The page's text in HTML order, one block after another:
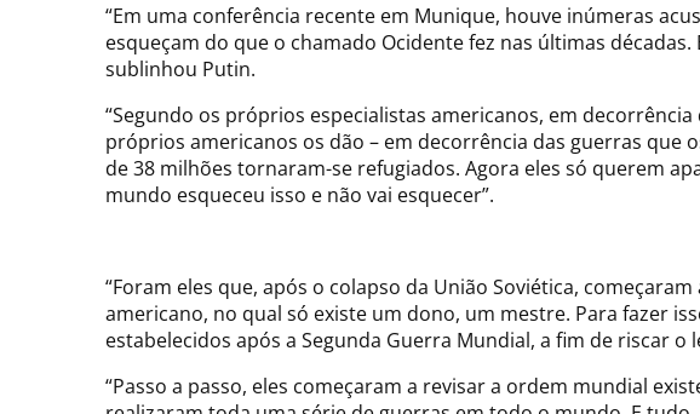
“Em uma conferência recente em Munique, houve inúmeras
esqueçam do que o chamado Ocidente fez nas últimas
sublinhou Putin.
“Segundo os próprios especialistas americanos, em
próprios americanos os dão – em decorrência das guerras que
de 38 milhões tornaram-se refugiados. Agora eles só querem
mundo esqueceu isso e não vai esquecer”.
“Foram eles que, após o colapso da União Soviética,
americano, no qual só existe um dono, um mestre. Para fazer
estabelecidos após a Segunda Guerra Mundial, a fim de riscar o
“Passo a passo, eles começaram a revisar a ordem mundial